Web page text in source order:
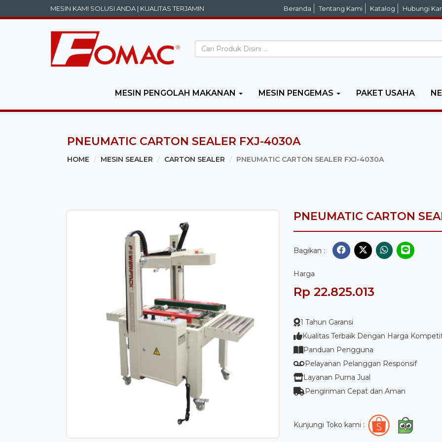
MESIN KAMI SOLUSI ANDA | KUALITAS TERJAMIN Beranda Tentang Kami Katalog Hubungi
MESIN PENGOLAH MAKANAN MESIN PENGEMAS PAKET USAHA
PNEUMATIC CARTON SEALER FXJ-4030A
HOME MESIN SEALER CARTON SEALER PNEUMATIC CARTON SEALER FXJ-4030A
PNEUMATIC CARTON
Bagikan :
Harga
Rp 22.825.013
1 Tahun Garansi
Kualitas Terbaik Dengan Harga
Panduan Pengguna
Pelayanan Pelanggan Responsif
Layanan Purna Jual
Pengiriman Cepat dan Aman
Kunjungi Toko kami :